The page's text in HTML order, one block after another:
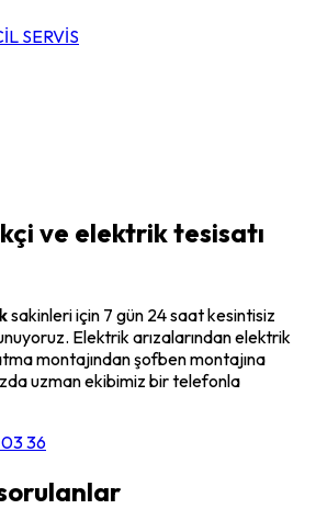
SERVİS
ve elektrik tesisatı
sakinleri için 7 gün 24 saat kesintisiz
Elektrik arızalarından elektrik
montajından şofben montajına
uzman ekibimiz bir telefonla
36